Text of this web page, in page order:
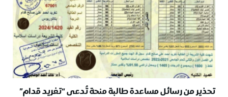
تحذير من رسائل مساعدة طالبة منحة تُدعى “تغريد قدام”